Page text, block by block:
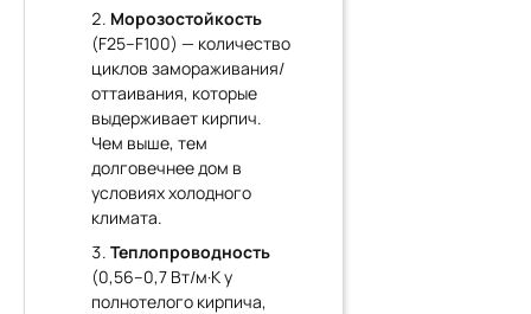
Морозостойкость
(F25–F100) — количество
циклов замораживания/
оттаивания, которые
выдерживает кирпич.
Чем выше, тем
долговечнее дом в
условиях холодного
климата.
Теплопроводность
(0,56–0,7 Вт/м·К у
полнотелого кирпича,